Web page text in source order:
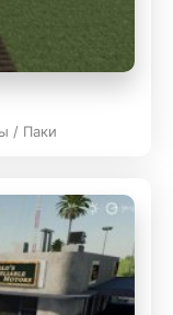
/ Паки